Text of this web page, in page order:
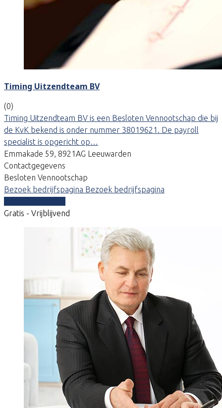
Timing Uitzendteam BV
(0)
Timing Uitzendteam BV is een Besloten Vennootschap die bij
de KvK bekend is onder nummer 38019621. De payroll
specialist is opgericht op…
Emmakade 59, 8921AG Leeuwarden
Contactgegevens
Besloten Vennootschap
Bezoek bedrijfspagina Bezoek bedrijfspagina
Gratis - Vrijblijvend